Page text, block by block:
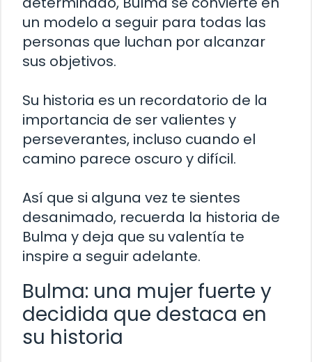
un modelo a seguir para todas las
personas que luchan por alcanzar
sus objetivos.
Su historia es un recordatorio de la
importancia de ser valientes y
perseverantes, incluso cuando el
camino parece oscuro y difícil.
Así que si alguna vez te sientes
desanimado, recuerda la historia de
Bulma y deja que su valentía te
inspire a seguir adelante.
Bulma: una mujer fuerte y
decidida que destaca en
su historia